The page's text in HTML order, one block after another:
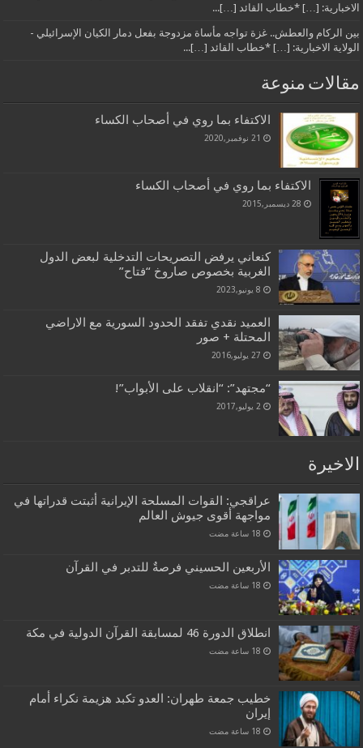
الاخبارية: […] *خطاب القائد […]...
بين الركام والعطش.. غزة تواجه مأساة مزدوجة بفعل دمار الكيان الإسرائيلي -
الولاية الاخبارية: […] *خطاب القائد […]...
مقالات منوعة
الاكتفاء بما روي في أصحاب الكساء
21 نوفمبر,2020
الاكتفاء بما روي في أصحاب الكساء
28 ديسمبر,2015
كنعاني يرفض التصريحات التدخلية لبعض الدول
الغربية بخصوص صاروخ “فتاح”
8 يونيو,2023
العميد نقدي تفقد الحدود السورية مع الاراضي
المحتلة + صور
27 يوليو,2016
“مجتهد”: “انقلاب على الأبواب”!
2 يوليو,2017
الاخيرة
عراقجي: القوات المسلحة الإيرانية أثبتت قدراتها في
مواجهة أقوى جيوش العالم
الأربعين الحسيني فرصةٌ للتدبر في القرآن
انطلاق الدورة 46 لمسابقة القرآن الدولية في مكة
خطيب جمعة طهران: العدو تكبد هزيمة نكراء أمام
إيران